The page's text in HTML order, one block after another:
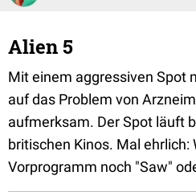
Alien 5
Mit einem aggressiven Spot
auf das Problem von
aufmerksam. Der Spot läuft
britischen Kinos. Mal ehrlich:
Vorprogramm noch "Saw"